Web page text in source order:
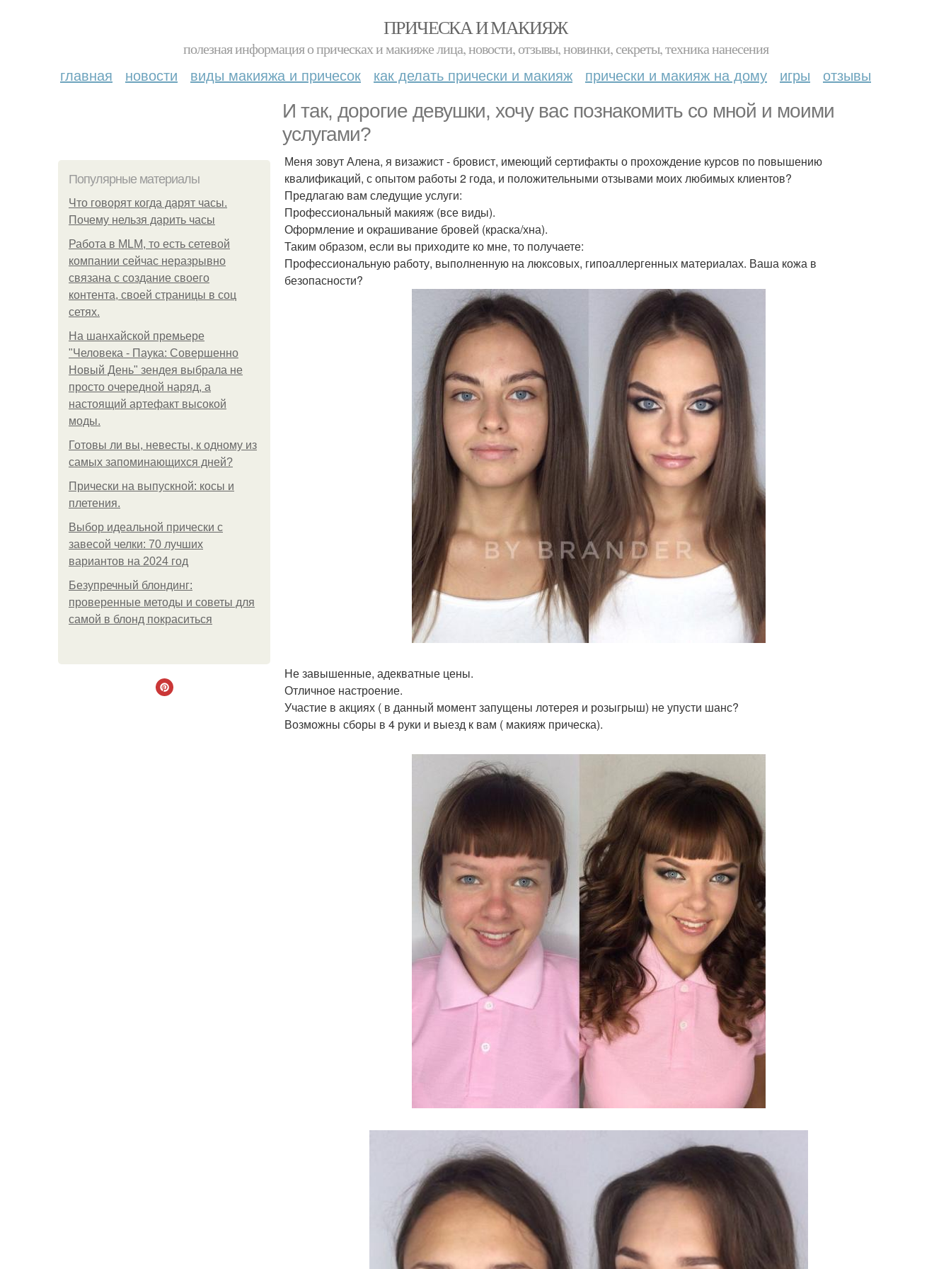
ПРИЧЕСКА И МАКИЯЖ
полезная информация о прическах и макияже лица, новости, отзывы, новинки, секреты, техника нанесения
главная новости виды макияжа и причесок как делать прически и макияж прически и макияж на дому игры отзывы
И так, дорогие девушки, хочу вас познакомить со мной и моими
услугами?
Популярные материалы
Что говорят когда дарят часы.
Почему нельзя дарить часы
Работа в MLM, то есть сетевой
компании сейчас неразрывно
связана с создание своего
контента, своей страницы в соц
сетях.
На шанхайской премьере
"Человека - Паука: Совершенно
Новый День" зендея выбрала не
просто очередной наряд, а
настоящий артефакт высокой
моды.
Готовы ли вы, невесты, к одному из
самых запоминающихся дней?
Прически на выпускной: косы и
плетения.
Выбор идеальной прически с
завесой челки: 70 лучших
вариантов на 2024 год
Безупречный блондинг:
проверенные методы и советы для
самой в блонд покраситься
Меня зовут Алена, я визажист - бровист, имеющий сертифакты о прохождение курсов по повышению
квалификаций, с опытом работы 2 года, и положительными отзывами моих любимых клиентов?
Предлагаю вам следущие услуги:
Профессиональный макияж (все виды).
Оформление и окрашивание бровей (краска/хна).
Таким образом, если вы приходите ко мне, то получаете:
Профессиональную работу, выполненную на люксовых, гипоаллергенных материалах. Ваша кожа в
безопасности?
Не завышенные, адекватные цены.
Отличное настроение.
Участие в акциях ( в данный момент запущены лотерея и розыгрыш) не упусти шанс?
Возможны сборы в 4 руки и выезд к вам ( макияж прическа).